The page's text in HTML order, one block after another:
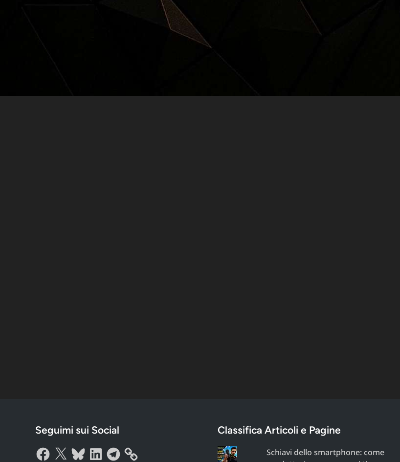
Seguimi sui Social
Facebook
X BlueskyLinkedInTelegram
Classifica Articoli e Pagine
Schiavi dello smartphone: come